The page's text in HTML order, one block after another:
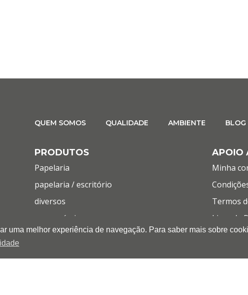
uma melhor experiência de navegação. Para saber mais sobre
QUEM SOMOS QUALIDADE AMBIENTE BLOG
PRODUTOS
Papelaria
papelaria / escritório
diversos
consumíveis
informática
APOIO
Minha
Termos
Livro de